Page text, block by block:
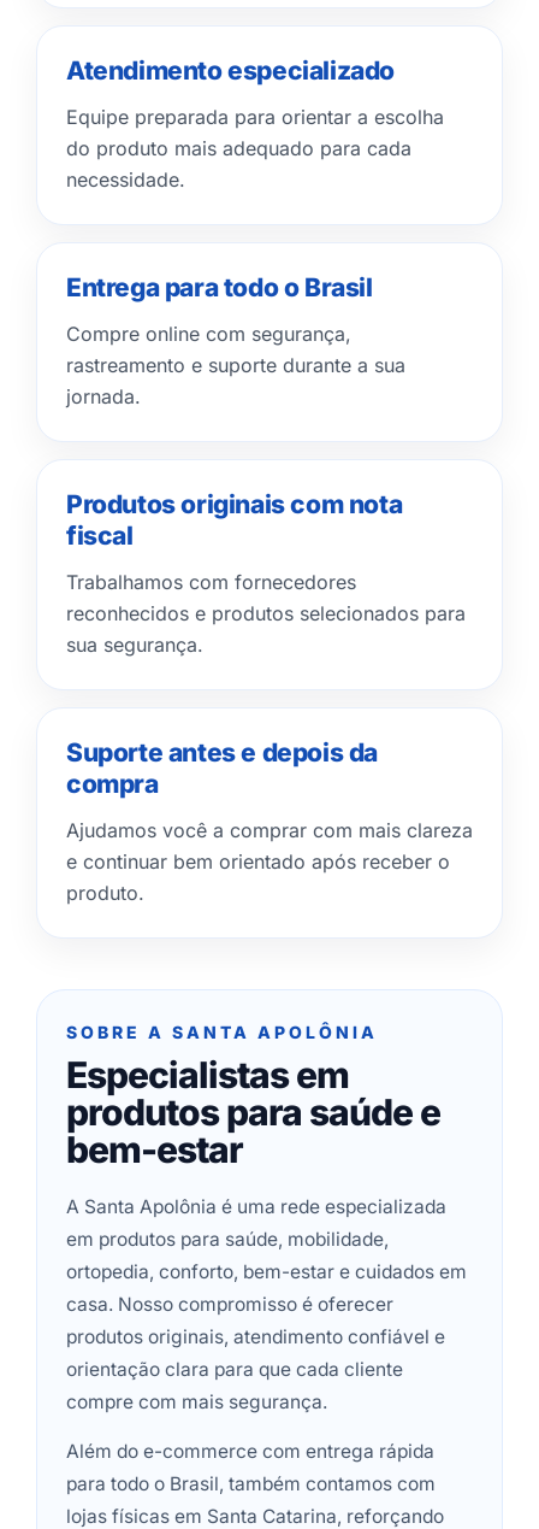
Atendimento especializado
Equipe preparada para orientar a escolha
do produto mais adequado para cada
necessidade.
Entrega para todo o Brasil
Compre online com segurança,
rastreamento e suporte durante a sua
jornada.
Produtos originais com nota
fiscal
Trabalhamos com fornecedores
reconhecidos e produtos selecionados para
sua segurança.
Suporte antes e depois da
compra
Ajudamos você a comprar com mais clareza
e continuar bem orientado após receber o
produto.
SOBRE A SANTA APOLÔNIA
Especialistas em
produtos para saúde e
bem-estar
A Santa Apolônia é uma rede especializada
em produtos para saúde, mobilidade,
ortopedia, conforto, bem-estar e cuidados em
casa. Nosso compromisso é oferecer
produtos originais, atendimento confiável e
orientação clara para que cada cliente
compre com mais segurança.
Além do e-commerce com entrega rápida
para todo o Brasil, também contamos com
lojas físicas em Santa Catarina, reforçando